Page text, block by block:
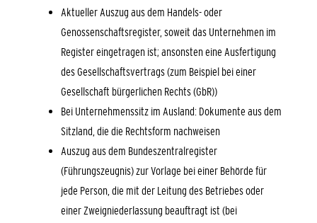
Aktueller Auszug aus dem Handels- oder
Genossenschaftsregister, soweit das Unternehmen im
Register eingetragen ist; ansonsten eine Ausfertigung
des Gesellschaftsvertrags (zum Beispiel bei einer
Gesellschaft bürgerlichen Rechts (GbR))
Bei Unternehmenssitz im Ausland: Dokumente aus dem
Sitzland, die die Rechtsform nachweisen
Auszug aus dem Bundeszentralregister
(Führungszeugnis) zur Vorlage bei einer Behörde für
jede Person, die mit der Leitung des Betriebes oder
einer Zweigniederlassung beauftragt ist (bei